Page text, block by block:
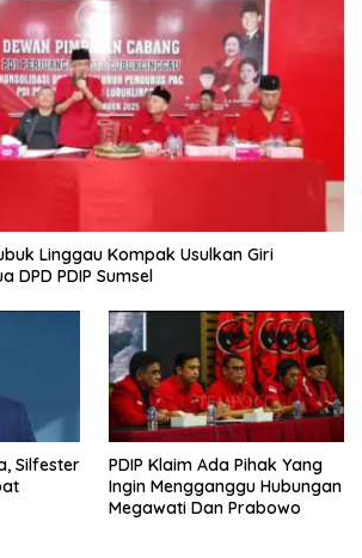
Linggau Kompak Usulkan Giri
DPD PDIP Sumsel
Silfester
PDIP Klaim Ada Pihak Yang
Ingin Mengganggu Hubungan
Megawati Dan Prabowo